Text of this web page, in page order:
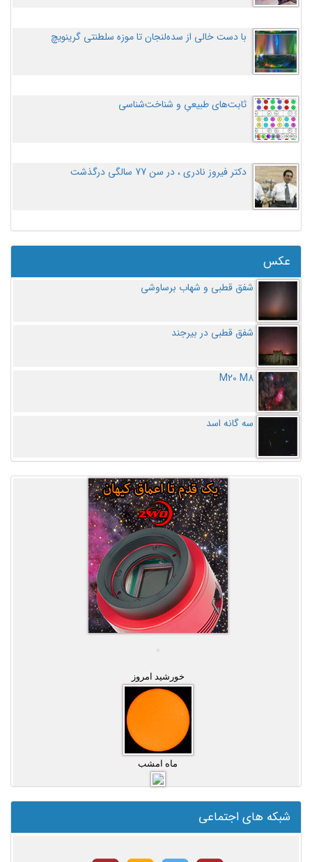
با دست خالی از سده‌لنجان تا موزه سلطنتی گرینویچ
ثابت‌های طبیعیِ و شناخت‌شناسی
دکتر فیروز نادری ، در سن 77 سالگی درگذشت
عکس
شفق قطبی و شهاب برساوشی
شفق قطبی در بیرجند
M20 M8
سه گانه اسد
خورشید امروز
ماه امشب
شبکه های اجتماعی